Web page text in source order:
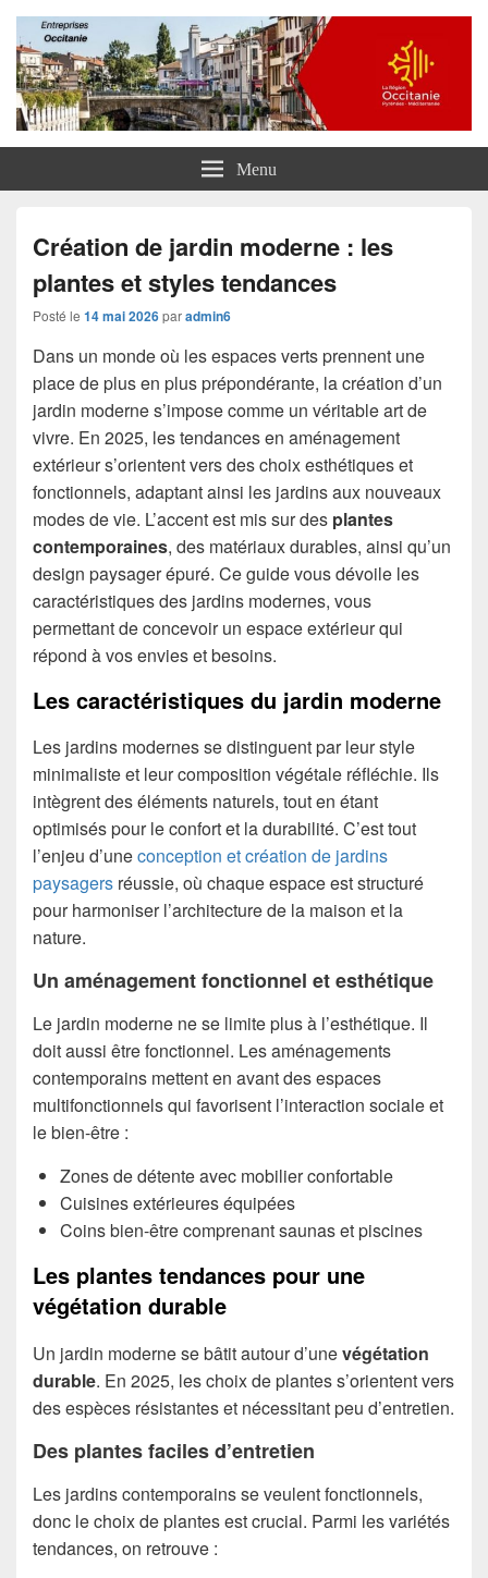
Entreprises Occitanie
Menu
Création de jardin moderne : les
plantes et styles tendances
Posté le 14 mai 2026paradmin6
Dans un monde où les espaces verts prennent une
place de plus en plus prépondérante, la création d’un
jardin moderne s’impose comme un véritable art de
vivre. En 2025, les tendances en aménagement
extérieur s’orientent vers des choix esthétiques et
fonctionnels, adaptant ainsi les jardins aux nouveaux
modes de vie. L’accent est mis sur des plantes
contemporaines, des matériaux durables, ainsi qu’un
design paysager épuré. Ce guide vous dévoile les
caractéristiques des jardins modernes, vous
permettant de concevoir un espace extérieur qui
répond à vos envies et besoins.
Les caractéristiques du jardin moderne
Les jardins modernes se distinguent par leur style
minimaliste et leur composition végétale réfléchie. Ils
intègrent des éléments naturels, tout en étant
optimisés pour le confort et la durabilité. C’est tout
l’enjeu d’uneconception et création de jardins
paysagers réussie, où chaque espace est structuré
pour harmoniser l’architecture de la maison et la
nature.
Un aménagement fonctionnel et esthétique
Le jardin moderne ne se limite plus à l’esthétique. Il
doit aussi être fonctionnel. Les aménagements
contemporains mettent en avant des espaces
multifonctionnels qui favorisent l’interaction sociale et
le bien-être :
Zones de détente avec mobilier confortable
Cuisines extérieures équipées
Coins bien-être comprenant saunas et piscines
Les plantes tendances pour une
végétation durable
Un jardin moderne se bâtit autour d’unevégétation
durable. En 2025, les choix de plantes s’orientent vers
des espèces résistantes et nécessitant peu d’entretien.
Des plantes faciles d’entretien
Les jardins contemporains se veulent fonctionnels,
donc le choix de plantes est crucial. Parmi les variétés
tendances, on retrouve :